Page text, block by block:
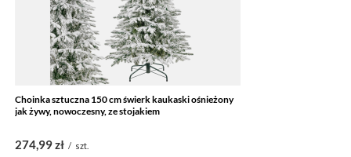
Choinka sztuczna 150 cm świerk kaukaski ośnieżony
jak żywy, nowoczesny, ze stojakiem
274,99 zł / szt.